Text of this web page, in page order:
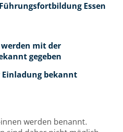
Essen
mit der
gegeben
bekannt
werden benannt.